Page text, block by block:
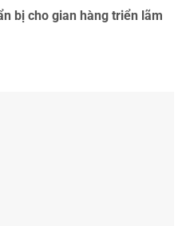
bị cho gian hàng triển lãm